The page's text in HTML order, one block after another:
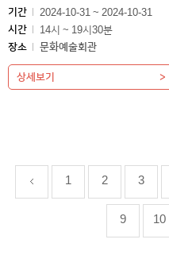
기간
2024-10-31 ~ 2024-10-31
시간
14시 ~ 19시30분
장소
문화예술회관
상세보기
1 2 3
9 10